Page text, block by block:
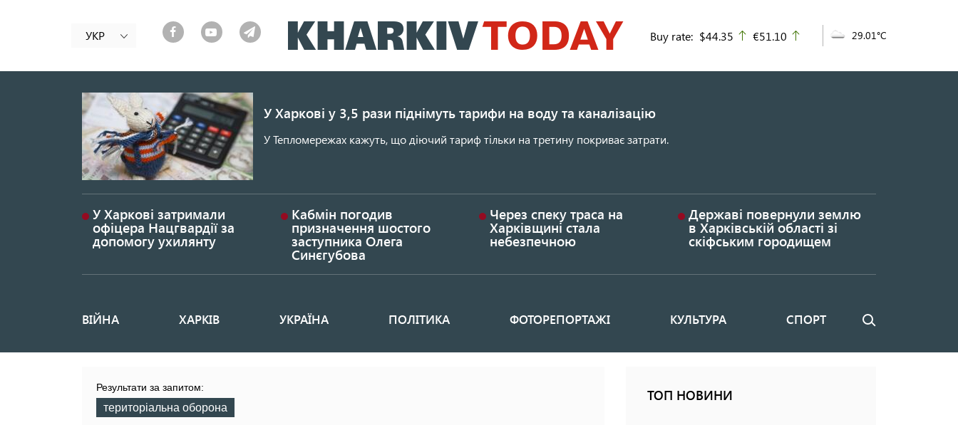
до
основного
УКР Buy rate: $44.35 up
€51.10 29.01°C
У Харкові у 3,5 рази піднімуть тарифи на воду та каналізацію
У Тепломережах кажуть, що діючий тариф тільки на третину покриває затрати.
У Харкові затримали
офіцера Нацгвардії за
допомогу ухилянту
Кабмін погодив
призначення шостого
заступника Олега
Синєгубова
Через спеку траса на
Харківщині стала
небезпечною
Державі повернули землю
в Харківській області зі
скіфським городищем
Основная
ВІЙНА ХАРКІВ УКРАЇНА ПОЛІТИКА ФОТОРЕПОРТАЖІ КУЛЬТУРА СПОРТ Пошук
Результати за запитом:
територіальна оборона
ТОП НОВИНИ